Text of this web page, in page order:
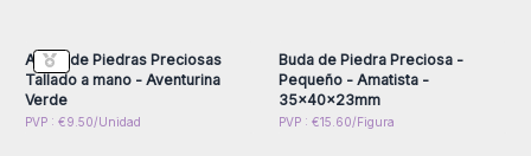
Angel de Piedras Preciosas
Tallado a mano - Aventurina
Verde
PVP : €9.50/Unidad
Buda de Piedra Preciosa -
Pequeño - Amatista -
35x40x23mm
PVP : €15.60/Figura
Inicie sesión o regístrese
Inicie sesión o regístrese